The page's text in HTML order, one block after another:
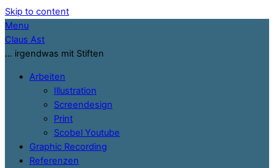
Skip to content
Menu
Claus Ast
… irgendwas mit Stiften
Arbeiten
Illustration
Screendesign
Print
Scobel Youtube
Graphic Recording
Referenzen